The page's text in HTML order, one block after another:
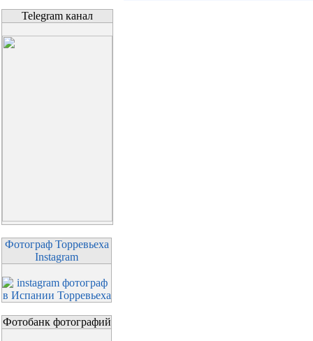
Telegram канал
Фотограф Торревьеха
Instagram
Фотобанк фотографий